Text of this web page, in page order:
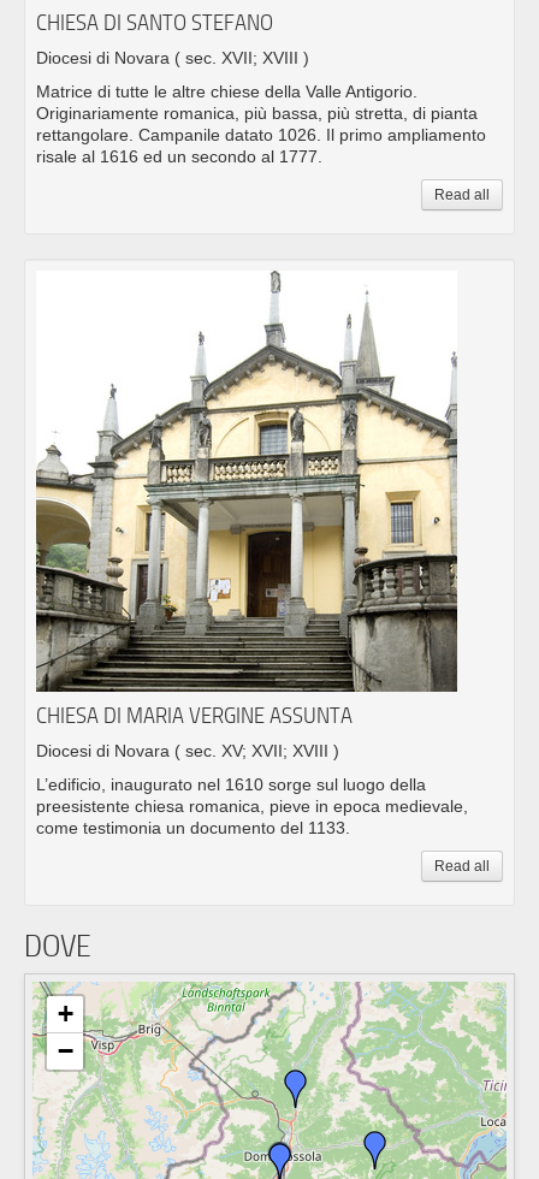
CHIESA DI SANTO STEFANO
Diocesi di Novara ( sec. XVII; XVIII )
Matrice di tutte le altre chiese della Valle Antigorio.
Originariamente romanica, più bassa, più stretta, di pianta
rettangolare. Campanile datato 1026. Il primo ampliamento
risale al 1616 ed un secondo al 1777.
Read all
CHIESA DI MARIA VERGINE ASSUNTA
Diocesi di Novara ( sec. XV; XVII; XVIII )
L’edificio, inaugurato nel 1610 sorge sul luogo della
preesistente chiesa romanica, pieve in epoca medievale,
come testimonia un documento del 1133.
Read all
DOVE
+
−